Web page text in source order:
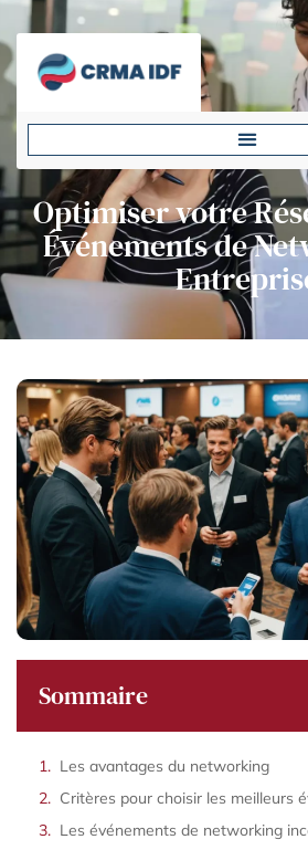
Optimiser votre
Événements de
Sommaire
Les avantages du networking
Les événements de networking